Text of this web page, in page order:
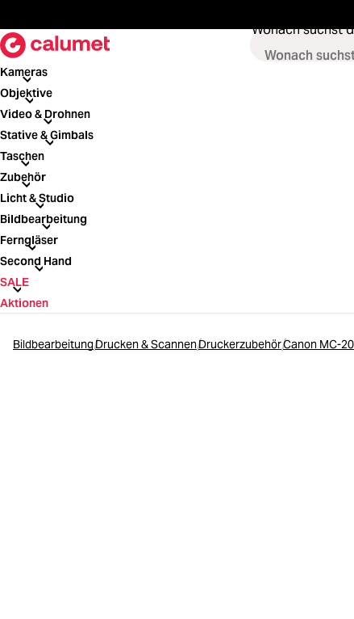
Wonach suchst
Kameras
Kameras
Objektive
Objektive
Video & Drohnen
Video & Drohnen
Stative & Gimbals
Stative & Gimbals
Taschen
Taschen
Zubehör
Zubehör
Licht & Studio
Licht & Studio
Bildbearbeitung
Bildbearbeitung
Ferngläser
Ferngläser
Second Hand
Second Hand
SALE
SALE
Aktionen
BildbearbeitungDrucken & ScannenDruckerzubehörCanon MC-